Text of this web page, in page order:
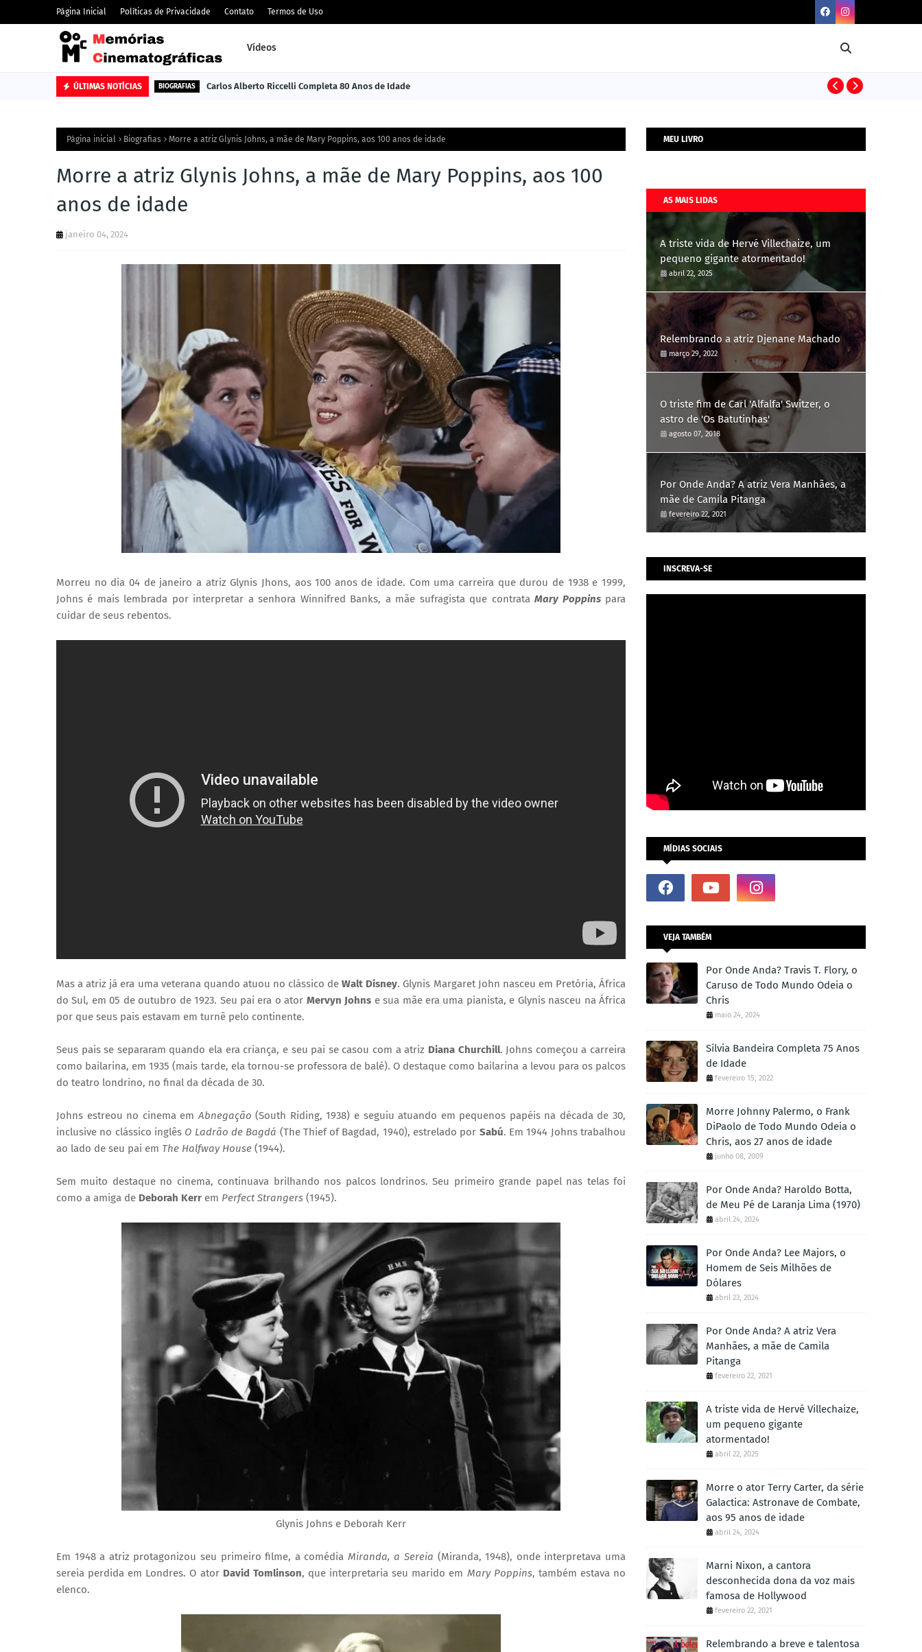
Página Inicial Políticas de Privacidade Contato Termos de Uso
Vídeos
ÚLTIMAS NOTÍCIAS BIOGRAFIAS Carlos Alberto Riccelli Completa 80 Anos de Idade
Página inicial Biografias Morre a atriz Glynis Johns, a mãe de Mary Poppins, aos 100 anos de idade
Morre a atriz Glynis Johns, a mãe de Mary Poppins, aos 100
anos de idade
janeiro 04, 2024
Morreu no dia 04 de janeiro a atriz Glynis Jhons, aos 100 anos de idade. Com uma carreira que durou de 1938 e 1999,
Johns é mais lembrada por interpretar a senhora Winnifred Banks, a mãe sufragista que contrataMary Poppinspara
cuidar de seus rebentos.
Mas a atriz já era uma veterana quando atuou no clássico deWalt Disney. Glynis Margaret John nasceu em Pretória, África
do Sul, em 05 de outubro de 1923. Seu pai era o ator Mervyn Johns e sua mãe era uma pianista, e Glynis nasceu na África
por que seus pais estavam em turnê pelo continente.
Seus pais se separaram quando ela era criança, e seu pai se casou com a atriz Diana Churchill. Johns começou a carreira
como bailarina, em 1935 (mais tarde, ela tornou-se professora de balé). O destaque como bailarina a levou para os palcos
do teatro londrino, no final da década de 30.
Johns estreou no cinema emAbnegação (South Riding, 1938) e seguiu atuando em pequenos papéis na década de 30,
inclusive no clássico inglês O Ladrão de Bagdá (The Thief of Bagdad, 1940), estrelado por Sabú. Em 1944 Johns trabalhou
ao lado de seu pai em The Halfway House (1944).
Sem muito destaque no cinema, continuava brilhando nos palcos londrinos. Seu primeiro grande papel nas telas foi
como a amiga de Deborah Kerr em Perfect Strangers (1945).
Glynis Johns e Deborah Kerr
Em 1948 a atriz protagonizou seu primeiro filme, a comédia Miranda, a Sereia (Miranda, 1948), onde interpretava uma
sereia perdida em Londres. O ator David Tomlinson, que interpretaria seu marido em Mary Poppins, também estava no
elenco.
MEU LIVRO
AS MAIS LIDAS
A triste vida de Hervé Villechaize, um
pequeno gigante atormentado!
abril 22, 2025
Relembrando a atriz Djenane Machado
março 29, 2022
O triste fim de Carl 'Alfalfa' Switzer, o
astro de 'Os Batutinhas'
agosto 07, 2018
Por Onde Anda? A atriz Vera Manhães, a
mãe de Camila Pitanga
fevereiro 22, 2021
INSCREVA-SE
MÍDIAS SOCIAIS
VEJA TAMBÉM
Por Onde Anda? Travis T. Flory, o
Caruso de Todo Mundo Odeia o
Chris
maio 24, 2024
Sílvia Bandeira Completa 75 Anos
de Idade
fevereiro 15, 2022
Morre Johnny Palermo, o Frank
DiPaolo de Todo Mundo Odeia o
Chris, aos 27 anos de idade
junho 08, 2009
Por Onde Anda? Haroldo Botta,
de Meu Pé de Laranja Lima (1970)
abril 24, 2024
Por Onde Anda? Lee Majors, o
Homem de Seis Milhões de
Dólares
abril 23, 2024
Por Onde Anda? A atriz Vera
Manhães, a mãe de Camila
Pitanga
fevereiro 22, 2021
A triste vida de Hervé Villechaize,
um pequeno gigante
atormentado!
abril 22, 2025
Morre o ator Terry Carter, da série
Galactica: Astronave de Combate,
aos 95 anos de idade
abril 24, 2024
Marni Nixon, a cantora
desconhecida dona da voz mais
famosa de Hollywood
fevereiro 22, 2021
Relembrando a breve e talentosa